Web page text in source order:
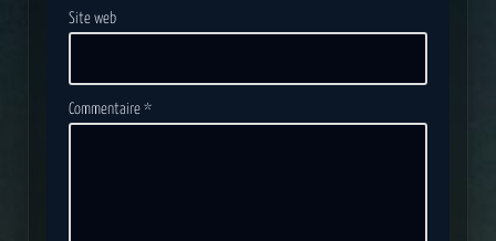
Site web
Commentaire *